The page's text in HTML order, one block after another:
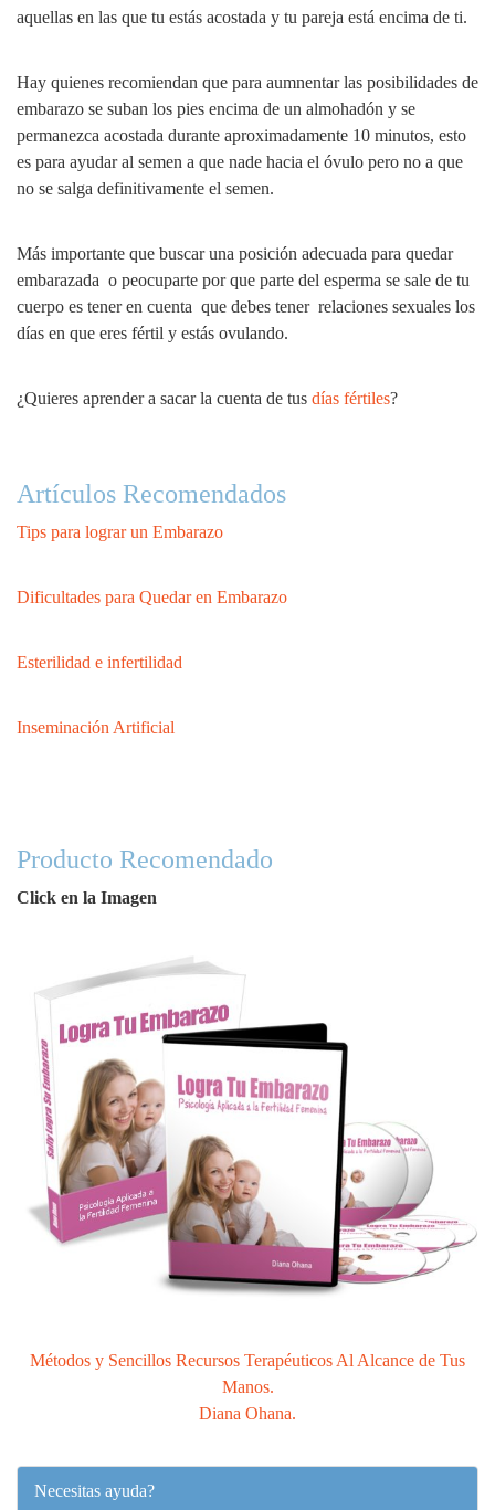
aquellas en las que tu estás acostada y tu pareja está encima de ti.
Hay quienes recomiendan que para aumnentar las posibilidades de
embarazo se suban los pies encima de un almohadón y se
permanezca acostada durante aproximadamente 10 minutos, esto
es para ayudar al semen a que nade hacia el óvulo pero no a que
no se salga definitivamente el semen.
Más importante que buscar una posición adecuada para quedar
embarazada o peocuparte por que parte del esperma se sale de tu
cuerpo es tener en cuenta que debes tener relaciones sexuales los
días en que eres fértil y estás ovulando.
¿Quieres aprender a sacar la cuenta de tus días fértiles?
Artículos Recomendados
Tips para lograr un Embarazo
Dificultades para Quedar en Embarazo
Esterilidad e infertilidad
Inseminación Artificial
Producto Recomendado
Click en la Imagen
Métodos y Sencillos Recursos Terapéuticos Al Alcance de Tus
Manos.
Diana Ohana.
Necesitas ayuda?